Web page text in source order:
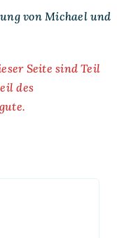
von Michael und
Seite sind Teil
des